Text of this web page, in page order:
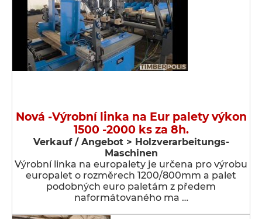
Nová -Výrobní linka na Eur palety výkon
1500 -2000 ks za 8h.
Verkauf / Angebot > Holzverarbeitungs-
Maschinen
Výrobní linka na europalety je určena pro výrobu
europalet o rozměrech 1200/800mm a palet
podobných euro paletám z předem
naformátovaného ma …